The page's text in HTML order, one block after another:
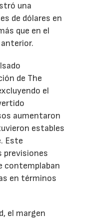
una
de dólares en
que en el
de The
el
aumentaron
estables
Este
previsiones
contemplaban
en términos
el margen